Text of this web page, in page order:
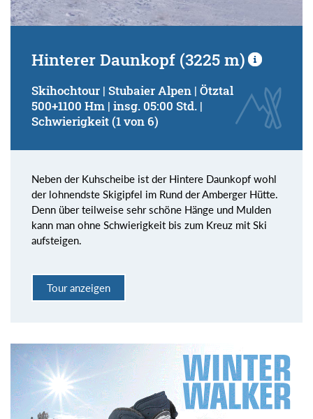
Hinterer Daunkopf (3225 m)
Skihochtour | Stubaier Alpen | Ötztal
500+1100 Hm | insg. 05:00 Std. |
Schwierigkeit (1 von 6)
Neben der Kuhscheibe ist der Hintere Daunkopf wohl
der lohnendste Skigipfel im Rund der Amberger Hütte.
Denn über teilweise sehr schöne Hänge und Mulden
kann man ohne Schwierigkeit bis zum Kreuz mit Ski
aufsteigen.
Tour anzeigen